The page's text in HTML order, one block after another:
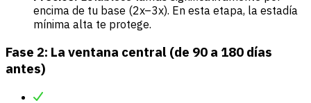
encima de tu base (2x–3x). En esta etapa, la estadía
mínima alta te protege.
Fase 2: La ventana central (de 90 a 180 días
antes)